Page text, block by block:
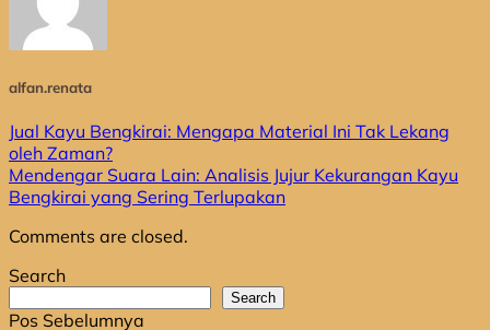
alfan.renata
Jual Kayu Bengkirai: Mengapa Material Ini Tak Lekang
oleh Zaman?
Mendengar Suara Lain: Analisis Jujur Kekurangan Kayu
Bengkirai yang Sering Terlupakan
Comments are closed.
Search
Search
Pos Sebelumnya